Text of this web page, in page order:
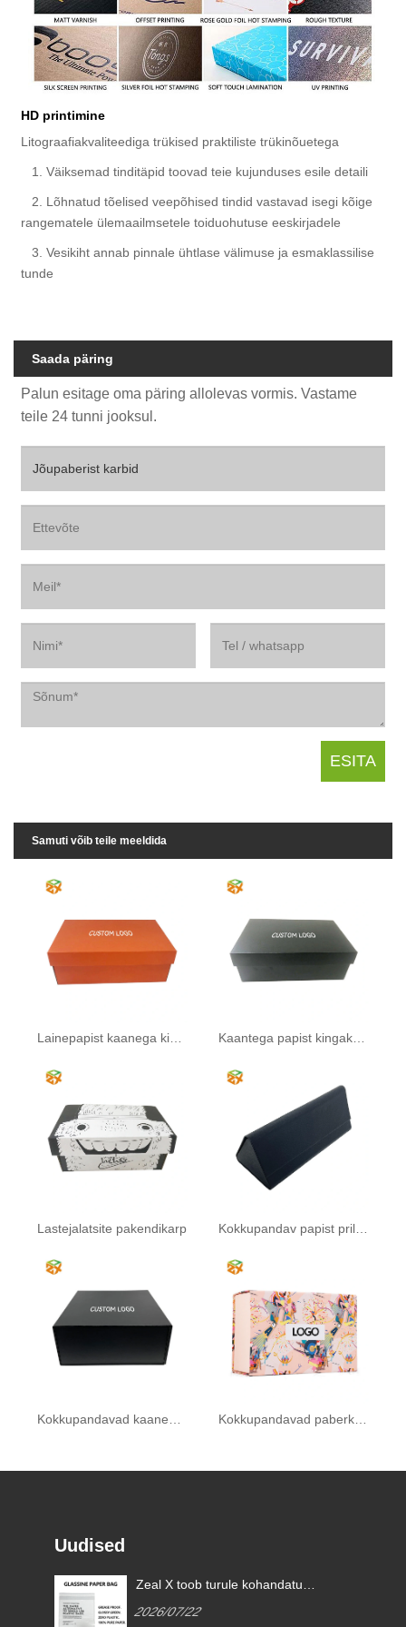
HD printimine
Litograafiakvaliteediga trükised praktiliste trükinõuetega
1. Väiksemad tinditäpid toovad teie kujunduses esile detaili
2. Lõhnatud tõelised veepõhised tindid vastavad isegi kõige
rangematele ülemaailmsetele toiduohutuse eeskirjadele
3. Vesikiht annab pinnale ühtlase välimuse ja esmaklassilise
tunde
Saada päring
Palun esitage oma päring allolevas vormis. Vastame
teile 24 tunni jooksul.
Samuti võib teile meeldida
Lainepapist kaanega kingakarbid
Lastejalatsite pakendikarp
Uudised
Zeal X toob turule kohandatud
ülemaailmsetel kaubamärkidel
2026/07/22